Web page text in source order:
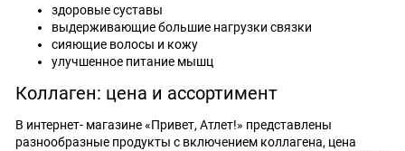
здоровые суставы
выдерживающие большие нагрузки связки
сияющие волосы и кожу
улучшенное питание мышц
Коллаген: цена и ассортимент
В интернет- магазине «Привет, Атлет!» представлены
разнообразные продукты с включением коллагена, цена